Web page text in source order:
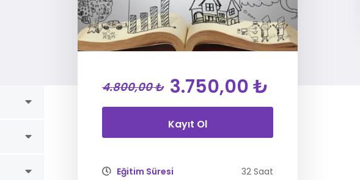
4.800,00 ₺ 3.750,00 ₺
Kayıt Ol
Eğitim Süresi 32 Saat